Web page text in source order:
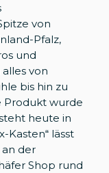
von
Pfalz,
und
von
bis hin zu
Produkt wurde
heute in
Kasten“ lässt
der
Shop rund